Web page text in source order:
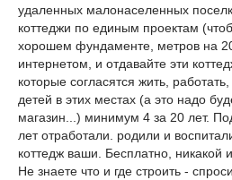
удаленных малонаселенных
коттеджи по единым проектам
хорошем фундаменте, метров на
интернетом, и отдавайте эти
которые согласятся жить,
детей в этих местах (а это надо
магазин...) минимум 4 за 20 лет.
лет отработали. родили и
коттедж ваши. Бесплатно, никакой
Не знаете что и где строить -